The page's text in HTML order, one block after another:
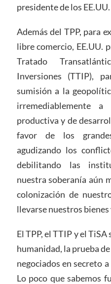
presidente de los
Además del TPP, para
libre comercio, EE.UU.
Tratado
Inversiones (TTIP),
sumisión a la
irremediablemente
productiva y de
favor de los
agudizando los
debilitando las
nuestra soberanía aún
colonización de
llevarse nuestros
El TPP, el TTIP y el
humanidad, la prueba
negociados en secreto
Lo poco que sabemos